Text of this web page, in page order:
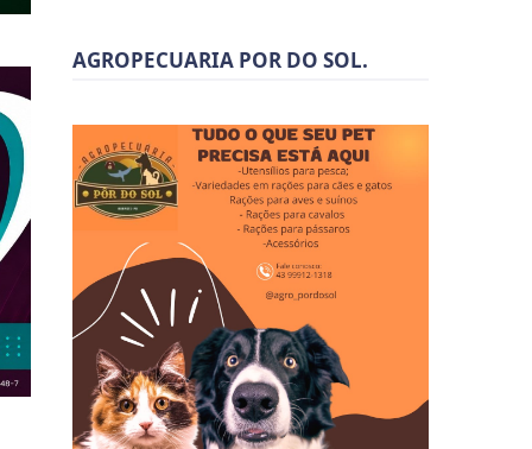
AGROPECUARIA POR DO SOL.